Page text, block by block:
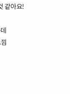
같아요!